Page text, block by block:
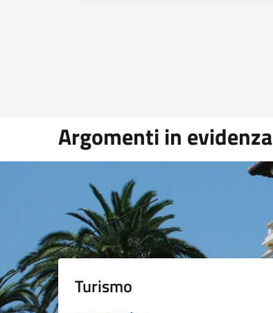
Argomenti in evidenza
Turismo